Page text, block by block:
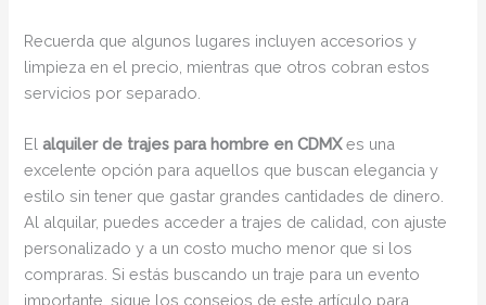
Recuerda que algunos lugares incluyen accesorios y
limpieza en el precio, mientras que otros cobran estos
servicios por separado.
Elalquiler de trajes para hombre en CDMXes una
excelente opción para aquellos que buscan elegancia y
estilo sin tener que gastar grandes cantidades de dinero.
Al alquilar, puedes acceder a trajes de calidad, con ajuste
personalizado y a un costo mucho menor que si los
compraras. Si estás buscando un traje para un evento
importante, sigue los consejos de este artículo para